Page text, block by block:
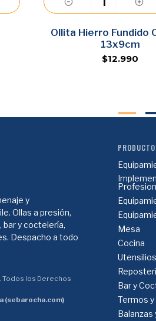
Agregar
Ollita Hierro Fundido
13x9cm
$12.990
y
Ollas a presión,
y coctelería,
Despacho a todo
Todos los Derechos
(sebarocha.com)
Mesa
Cocina
Bar y
Termos
Balanzas